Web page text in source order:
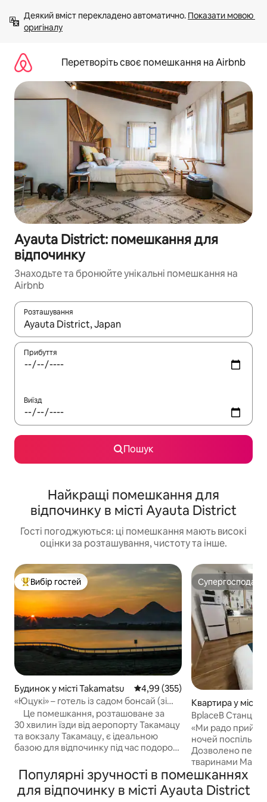
вмісту
Деякий вміст перекладено автоматично. Показати мовою
оригіналу
Перетворіть своє помешкання на Airbnb
Ayauta District: помешкання для
відпочинку
Знаходьте та бронюйте унікальні помешкання на
Airbnb
Розташування
Отримавши результати пошуку, використовуйте для
Прибуття
Виїзд
Пошук
Найкращі помешкання для
відпочинку в місті Ayauta District
Гості погоджуються: ці помешкання мають високі
оцінки за розташування, чистоту та інше.
Топ вибір гостей
Вибір гостей
Будинок у місті Takamatsu Середня оцінка: 4,99 з 5,
4,99 (355)
«Юцукі» – готель із садом бонсай (зі
сніданком) – розташований у центрі
префектури Каґава, зручне
розташування для відвідування Сето-
Ін
Це помешкання, розташоване за
30 хвилин їзди від аеропорту Такамацу
та вокзалу Такамацу, є ідеальною
базою для відпочинку під час подорожі
орендованому автомобілі або поїзді.За
потреби ми безкоштовно заберемо
вас із вокзалу Такамацу або аеропорту
Супергосподар
Супергосподар
Квартира у місті
BplaceB Станція
/ Поїздки на
паломництво
Можливе
від 1 особи /
тваринами
«Ми радо
ночей поспіль і
Дозволено
тваринами
(1
типу матраца
для тих, хто їх
Популярні зручності в помешканнях
для відпочинку в місті Ayauta District